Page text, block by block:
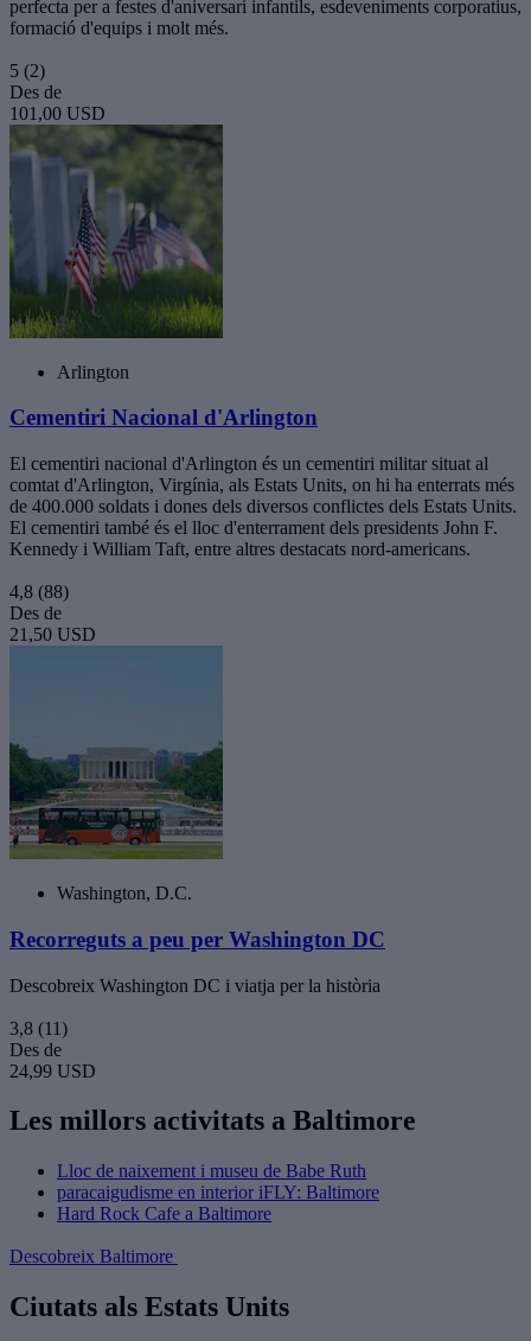
perfecta per a festes d'aniversari infantils, esdeveniments corporatius,
formació d'equips i molt més.
5 (2)
Des de
101,00 USD
Arlington
Cementiri Nacional d'Arlington
El cementiri nacional d'Arlington és un cementiri militar situat al
comtat d'Arlington, Virgínia, als Estats Units, on hi ha enterrats més
de 400.000 soldats i dones dels diversos conflictes dels Estats Units.
El cementiri també és el lloc d'enterrament dels presidents John F.
Kennedy i William Taft, entre altres destacats nord-americans.
4,8 (88)
Des de
21,50 USD
Washington, D.C.
Recorreguts a peu per Washington DC
Descobreix Washington DC i viatja per la història
3,8 (11)
Des de
24,99 USD
Les millors activitats a Baltimore
Lloc de naixement i museu de Babe Ruth
paracaigudisme en interior iFLY: Baltimore
Hard Rock Cafe a Baltimore
Descobreix Baltimore
Ciutats als Estats Units